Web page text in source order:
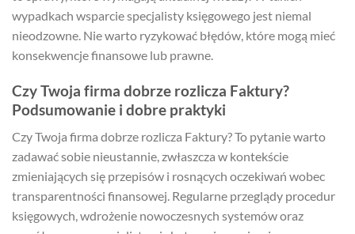
wypadkach wsparcie specjalisty księgowego jest niemal
nieodzowne. Nie warto ryzykować błędów, które mogą mieć
konsekwencje finansowe lub prawne.
Czy Twoja firma dobrze rozlicza Faktury?
Podsumowanie i dobre praktyki
Czy Twoja firma dobrze rozlicza Faktury? To pytanie warto
zadawać sobie nieustannie, zwłaszcza w kontekście
zmieniających się przepisów i rosnących oczekiwań wobec
transparentności finansowej. Regularne przeglądy procedur
księgowych, wdrożenie nowoczesnych systemów oraz